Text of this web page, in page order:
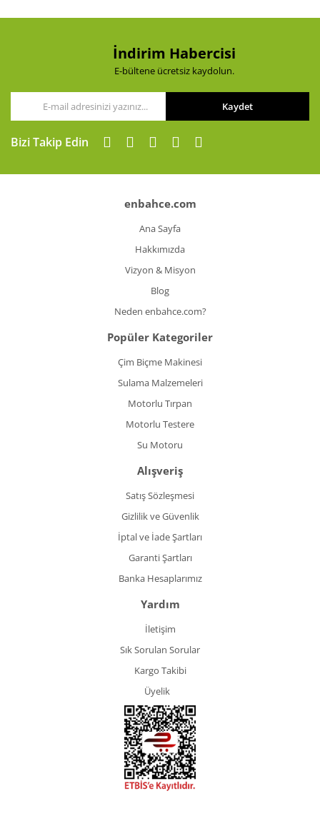
İndirim Habercisi
E-bültene ücretsiz kaydolun.
Kaydet
Bizi Takip Edin
enbahce.com
Ana Sayfa
Hakkımızda
Vizyon & Misyon
Blog
Neden enbahce.com?
Popüler Kategoriler
Çim Biçme Makinesi
Sulama Malzemeleri
Motorlu Tırpan
Motorlu Testere
Su Motoru
Alışveriş
Satış Sözleşmesi
Gizlilik ve Güvenlik
İptal ve İade Şartları
Garanti Şartları
Banka Hesaplarımız
Yardım
İletişim
Sık Sorulan Sorular
Kargo Takibi
Üyelik